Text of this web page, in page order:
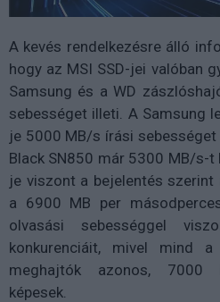
A kevés rendelkezésre álló
hogy az MSI SSD-jei valóban
Samsung és a WD
sebességet illeti. A Samsung
je 5000 MB/s írási sebességet
Black SN850 már 5300 MB/s-t
je viszont a bejelentés szerint
a 6900 MB per
olvasási sebességgel
konkurenciáit, mivel mind
meghajtók azonos, 7000
képesek.